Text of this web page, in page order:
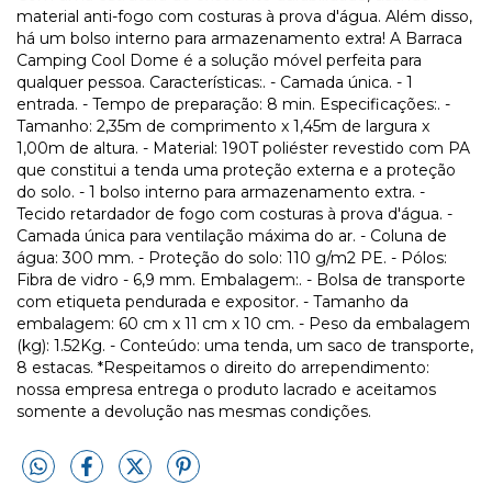
material anti-fogo com costuras à prova d'água. Além disso,
há um bolso interno para armazenamento extra! A Barraca
Camping Cool Dome é a solução móvel perfeita para
qualquer pessoa. Características:. - Camada única. - 1
entrada. - Tempo de preparação: 8 min. Especificações:. -
Tamanho: 2,35m de comprimento x 1,45m de largura x
1,00m de altura. - Material: 190T poliéster revestido com PA
que constitui a tenda uma proteção externa e a proteção
do solo. - 1 bolso interno para armazenamento extra. -
Tecido retardador de fogo com costuras à prova d'água. -
Camada única para ventilação máxima do ar. - Coluna de
água: 300 mm. - Proteção do solo: 110 g/m2 PE. - Pólos:
Fibra de vidro - 6,9 mm. Embalagem:. - Bolsa de transporte
com etiqueta pendurada e expositor. - Tamanho da
embalagem: 60 cm x 11 cm x 10 cm. - Peso da embalagem
(kg): 1.52Kg. - Conteúdo: uma tenda, um saco de transporte,
8 estacas. *Respeitamos o direito do arrependimento:
nossa empresa entrega o produto lacrado e aceitamos
somente a devolução nas mesmas condições.